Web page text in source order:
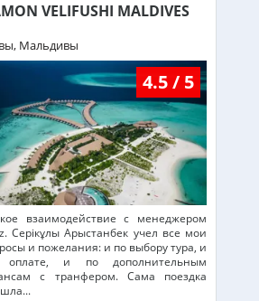
Греция из Алматы
Сейшелы из Алматы
Доминикана из Алматы
Франция из Алматы
Болгария из Алматы
VELIFUSHI MALDIVES
Мальдивы
4.5 / 5
взаимодействие с менеджером
Серікұлы Арыстанбек учел все мои
и пожелания: и по выбору тура, и
и по дополнительным
с транфером. Сама поездка